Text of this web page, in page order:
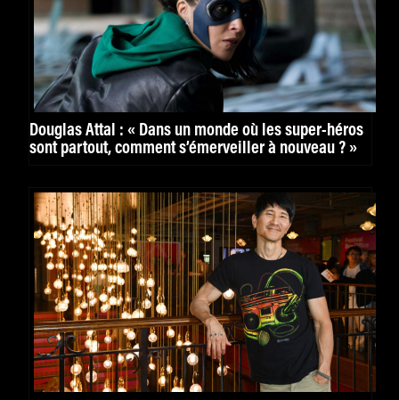
Douglas Attal : « Dans un monde où les super-héros
sont partout, comment s’émerveiller à nouveau ? »